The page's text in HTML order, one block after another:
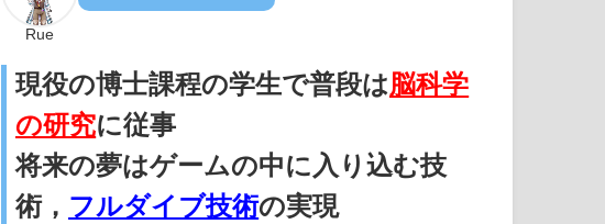
Rue
現役の博士課程の学生で普段は脳科学
の研究に従事
将来の夢はゲームの中に入り込む技
術， フルダイブ技術の実現